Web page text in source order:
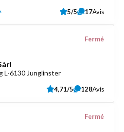
5/5 17Avis
L-6130 Junglinster
Fermé
4,71/5 128Avis
Fermé